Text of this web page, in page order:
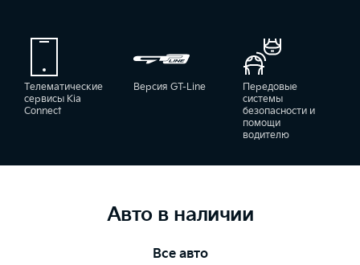
Телематические
сервисы Kia
Connect
Версия GT-Line
Передовые
системы
безопасности и
помощи
водителю
Авто в наличии
Все авто